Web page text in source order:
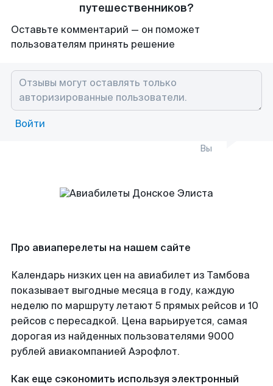
путешественников?
Оставьте комментарий — он поможет
пользователям принять решение
Войти
Вы
Про авиаперелеты на нашем сайте
Календарь низких цен на авиабилет из Тамбова
показывает выгодные месяца в году, каждую
неделю по маршруту летают 5 прямых рейсов и 10
рейсов с пересадкой. Цена варьируется, самая
дорогая из найденных пользователями 9000
рублей авиакомпанией Аэрофлот.
Как еще сэкономить используя электронный